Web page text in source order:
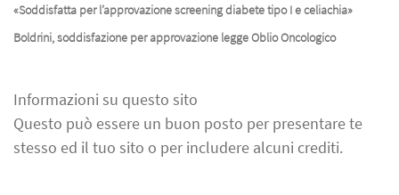
«Soddisfatta per l’approvazione screening diabete tipo I e celiachia»
Boldrini, soddisfazione per approvazione legge Oblio Oncologico
Informazioni su questo sito
Questo può essere un buon posto per presentare te
stesso ed il tuo sito o per includere alcuni crediti.